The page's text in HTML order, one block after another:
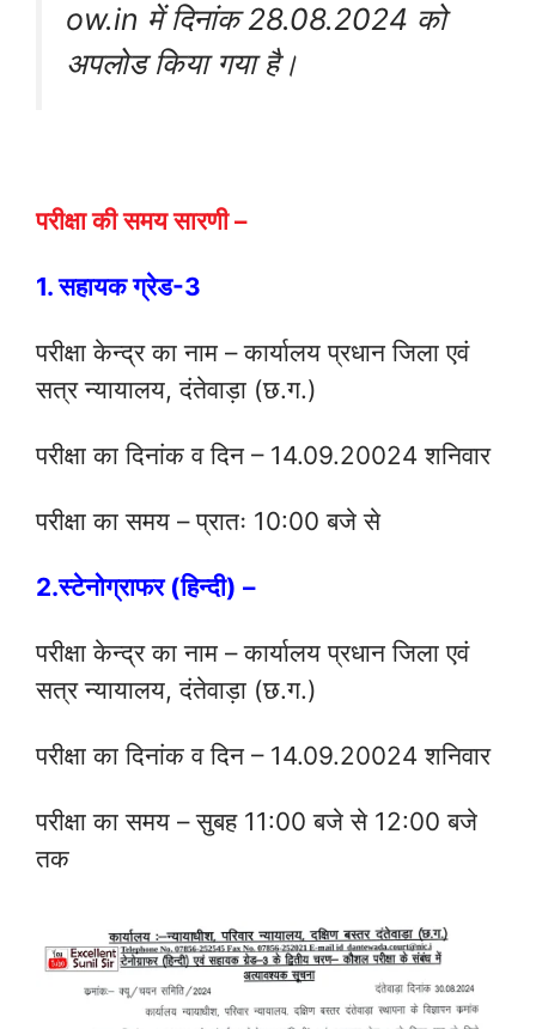
ow.in में दिनांक 28.08.2024 को
अपलोड किया गया है।
परीक्षा की समय सारणी –
1. सहायक ग्रेड-3
परीक्षा केन्द्र का नाम – कार्यालय प्रधान जिला एवं
सत्र न्यायालय, दंतेवाड़ा (छ.ग.)
परीक्षा का दिनांक व दिन – 14.09.20024 शनिवार
परीक्षा का समय – प्रातः 10:00 बजे से
2.स्टेनोग्राफर (हिन्दी) –
परीक्षा केन्द्र का नाम – कार्यालय प्रधान जिला एवं
सत्र न्यायालय, दंतेवाड़ा (छ.ग.)
परीक्षा का दिनांक व दिन – 14.09.20024 शनिवार
परीक्षा का समय – सुबह 11:00 बजे से 12:00 बजे
तक